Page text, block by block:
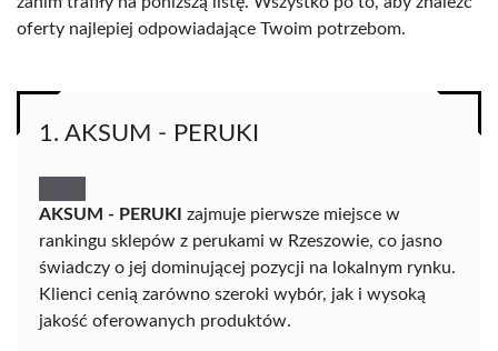
oferty najlepiej odpowiadające Twoim potrzebom.
1. AKSUM - PERUKI
AKSUM - PERUKI zajmuje pierwsze miejsce w
rankingu sklepów z perukami w Rzeszowie, co jasno
świadczy o jej dominującej pozycji na lokalnym rynku.
Klienci cenią zarówno szeroki wybór, jak i wysoką
jakość oferowanych produktów.